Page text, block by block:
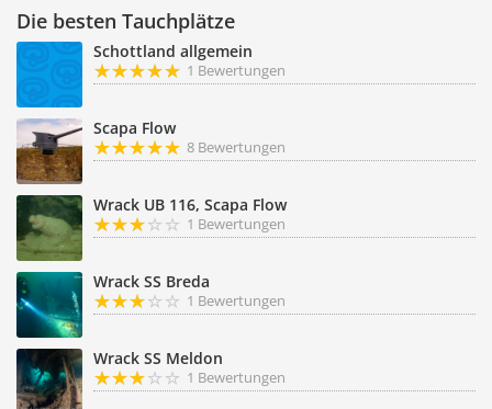
Die besten Tauchplätze
Schottland allgemein
1 Bewertungen
Scapa Flow
8 Bewertungen
Wrack UB 116, Scapa Flow
1 Bewertungen
Wrack SS Breda
1 Bewertungen
Wrack SS Meldon
1 Bewertungen